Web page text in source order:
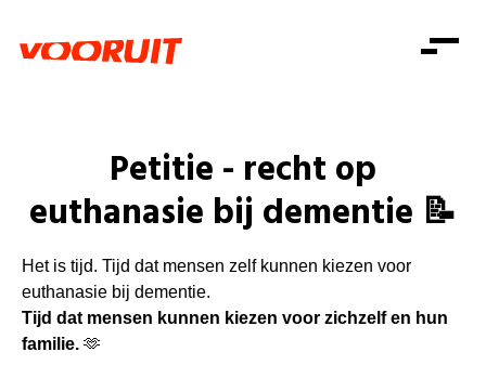
Zorg
Gelijke kansen
Welzijn
Consumentenbescherming
Onze mensen
Standpunten
Vacatures
Doe mee
Doe mee
Word lid
Mis niets
Shop
Login
Login
Petitie - recht op
euthanasie bij dementie 📝
Het is tijd. Tijd dat mensen zelf kunnen kiezen voor
euthanasie bij dementie.
Tijd dat mensen kunnen kiezen voor zichzelf en hun
familie. 🫶